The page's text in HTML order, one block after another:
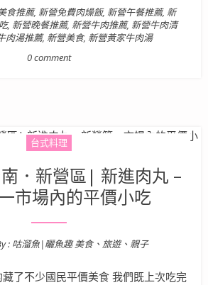
食推薦, 新營免費肉燥飯, 新營午餐推薦, 新
, 新營晚餐推薦, 新營牛肉推薦, 新營牛肉清
肉湯推薦, 新營美食, 新營黃家牛肉湯
0 comment
台式料理
南．新營區| 新進肉丸 –
市場內的平價小吃
Posted on
: 咕溜魚|曬魚趣 美食、旅遊、親子
了不少國民平價美食 我們既上次吃完